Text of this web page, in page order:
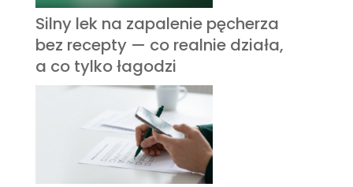
Silny lek na zapalenie pęcherza
bez recepty — co realnie działa,
a co tylko łagodzi